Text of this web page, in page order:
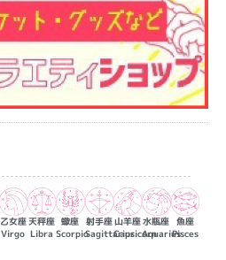
乙女座
Virgo
天秤座
Libra
蠍座
Scorpio
射手座
Sagittarius
山羊座
Capricorn
水瓶座
Aquarius
魚座
Pisces